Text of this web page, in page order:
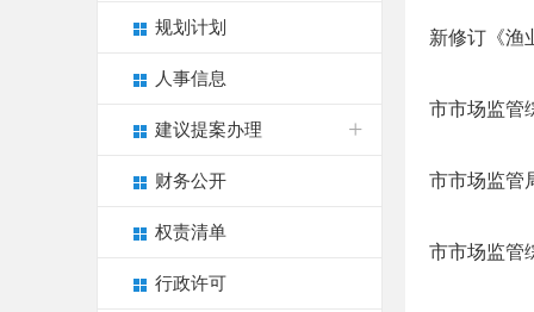
规划计划
人事信息
建议提案办理
财务公开
权责清单
行政许可
新修订《渔
市市场监管
市市场监管
市市场监管